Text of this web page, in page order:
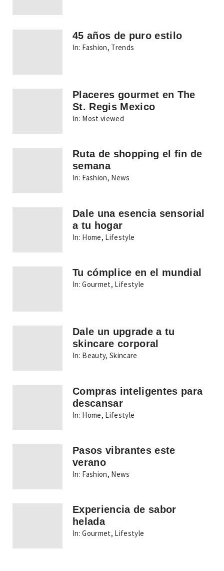
45 años de puro estilo
In: Fashion, Trends
Placeres gourmet en The
St. Regis Mexico
In: Most viewed
Ruta de shopping el fin de
semana
In: Fashion, News
Dale una esencia sensorial
a tu hogar
In: Home, Lifestyle
Tu cómplice en el mundial
In: Gourmet, Lifestyle
Dale un upgrade a tu
skincare corporal
In: Beauty,Skincare
Compras inteligentes para
descansar
In: Home, Lifestyle
Pasos vibrantes este
verano
In: Fashion, News
Experiencia de sabor
helada
In: Gourmet, Lifestyle